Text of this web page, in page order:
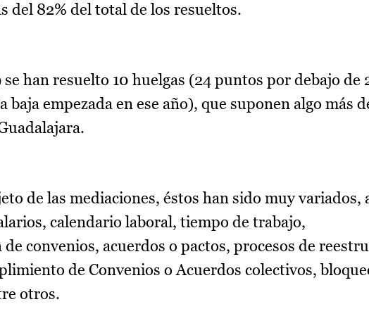
del 82% del total de los resueltos.
han resuelto 10 huelgas (24 puntos por debajo de
baja empezada en ese año), que suponen algo más
de las mediaciones, éstos han sido muy variados,
calendario laboral, tiempo de trabajo,
convenios, acuerdos o pactos, procesos de
de Convenios o Acuerdos colectivos,
otros.